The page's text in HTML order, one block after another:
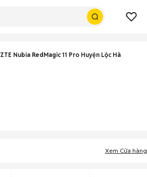
ZTE Nubia RedMagic 11 Pro Huyện Lộc Hà
Xem Cửa hàng